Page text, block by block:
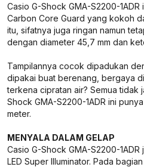
Casio G-Shock GMA-S2200-
Carbon Core Guard yang kokoh
itu, sifatnya juga ringan namun
dengan diameter 45,7 mm dan
Tampilannya cocok dipadukan
dipakai buat berenang, bergaya
terkena cipratan air? Semua tidak
Shock GMA-S2200-1ADR ini
meter.
MENYALA DALAM GELAP
Casio G-Shock GMA-S2200-
LED Super Illuminator. Pada